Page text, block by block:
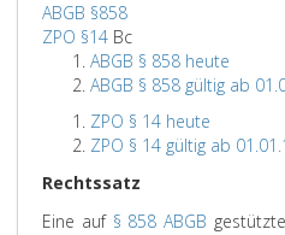
ABGB §858
ZPO §14 Bc
ABGB § 858 heute
ABGB § 858 gültig ab
ZPO § 14 heute
ZPO § 14 gültig ab
Rechtssatz
Eine auf § 858 ABGB